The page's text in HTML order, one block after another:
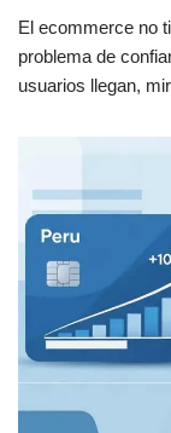
El ecommerce no
problema de
usuarios llegan,